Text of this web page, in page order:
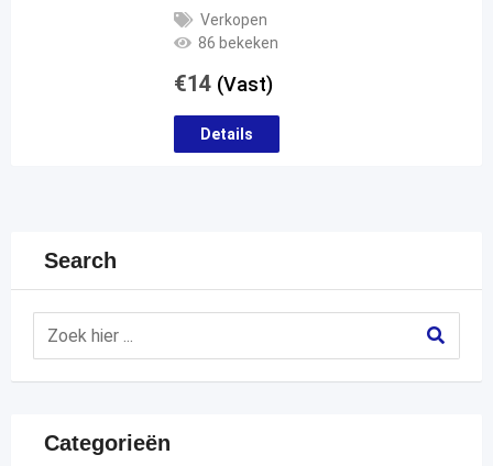
Verkopen
86 bekeken
€14 (Vast)
Details
Search
Categorieën